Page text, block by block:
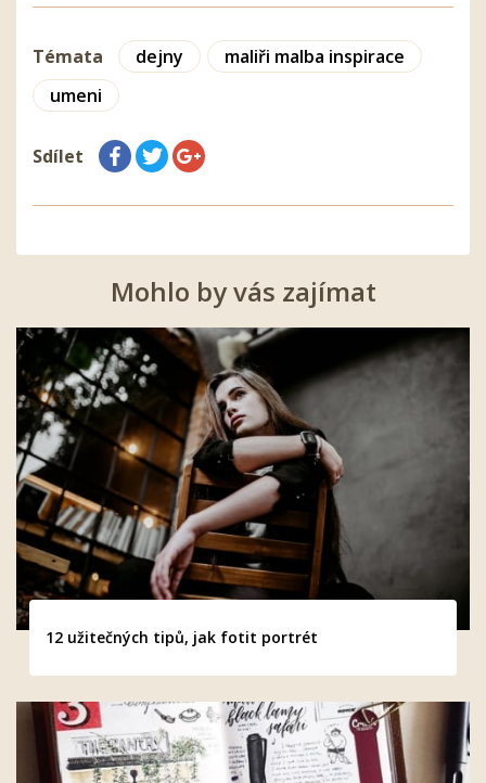
Témata dejny
maliři malba inspirace
umeni
Sdílet
Mohlo by vás zajímat
12 užitečných tipů, jak fotit portrét